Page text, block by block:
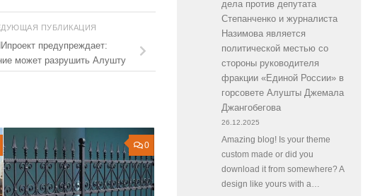
ПУБЛИКАЦИЯ
предупреждает:
может разрушить Алушту
0
дела против депутата
Степанченко и журналиста
Назимова является
политической местью со
стороны руководителя
фракции «Единой России» в
горсовете Алушты Джемала
Джангобегова
26.12.2025
Amazing blog! Is your theme
custom made or did you
download it from somewhere? A
design like yours with a…